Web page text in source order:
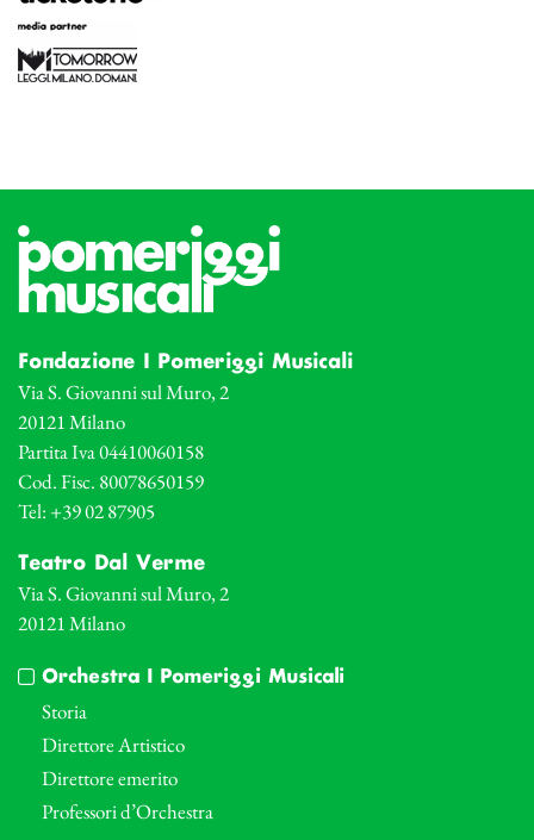
Fondazione I Pomeriggi Musicali
Via S. Giovanni sul Muro, 2
20121 Milano
Partita Iva 04410060158
Cod. Fisc. 80078650159
Tel: +39 02 87905
Teatro Dal Verme
Via S. Giovanni sul Muro, 2
20121 Milano
Orchestra I Pomeriggi Musicali
Storia
Direttore Artistico
Direttore emerito
Professori d’Orchestra